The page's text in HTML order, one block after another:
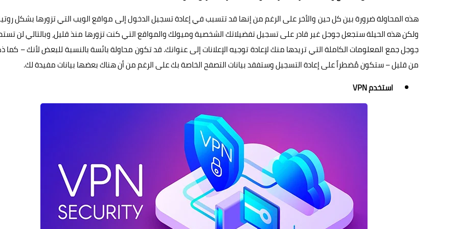
هذه المحاولة ضرورة بين كل حين والأخر على الرغم من إنها قد تتسبب في إعادة تسجيل الدخول إلى مواقع الويب التي تزورها بشكل
ولكن هذه الحيلة ستجعل جوجل غير قادر على تسجيل تفضيلاتك الشخصية وميولك والمواقع التي كنت تزورها منذ قليل، وبالتالي لن
جوجل جمع المعلومات الكاملة التي تريدها منك لإعادة توجيه الإعلانات إلى عنوانك. قد تكون محاولة بائسة بالنسبة للبعض لأنك – كما
من قليل – ستكون مُضطراً على إعادة التسجيل وستفقد بيانات التصفح الخاصة بك على الرغم من أن هناك بعضها بيانات مفيدة لك.
استخدم VPN